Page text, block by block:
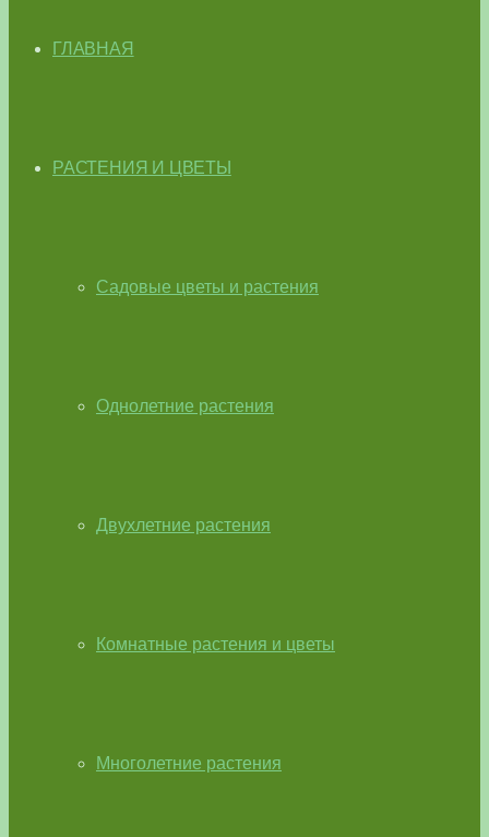
ГЛАВНАЯ
РАСТЕНИЯ И ЦВЕТЫ
Садовые цветы и растения
Однолетние растения
Двухлетние растения
Комнатные растения и цветы
Многолетние растения